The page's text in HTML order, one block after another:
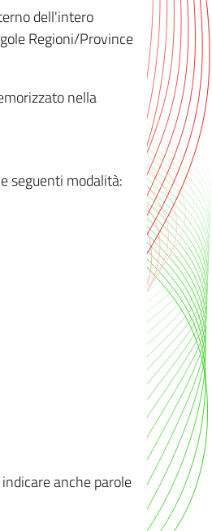
dell'intero
Regioni/Province
nella
seguenti modalità:
anche parole